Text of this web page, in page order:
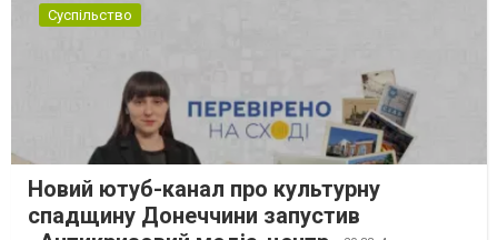
Суспільство
Новий ютуб-канал про культурну
спадщину Донеччини запустив